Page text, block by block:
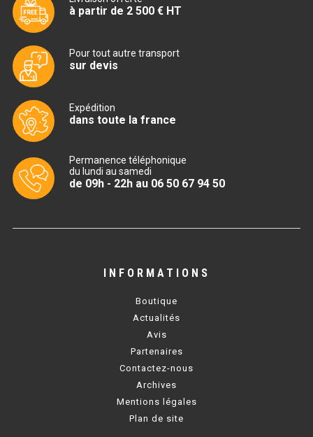
CUISINIÈRE 700 GAZ
CUISINIÈRE 600 ÉLECTRIQUE
CUISINIÈRE 900 ÉLECTRIQUE
BAIN MARIE 700 ÉLECTRIQUE
BAIN MARIE 900 ÉLECTRIQUE
CHAUFFE FRITES SÉRIE UOC
à partir de 2 500 € HT
Pour tout autre transport
sur devis
Expédition
dans toute la france
Permanence téléphonique
du lundi au samedi
de 09h - 22h au 06 50 67 94 50
INFORMATIONS
Boutique
Actualités
Avis
Partenaires
Contactez-nous
Archives
Mentions légales
Plan de site